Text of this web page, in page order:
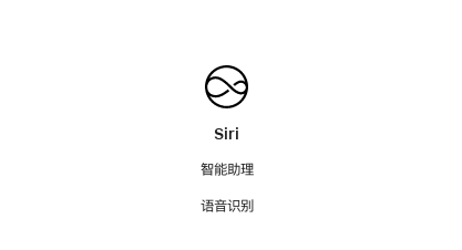
Siri
智能助理
语音识别